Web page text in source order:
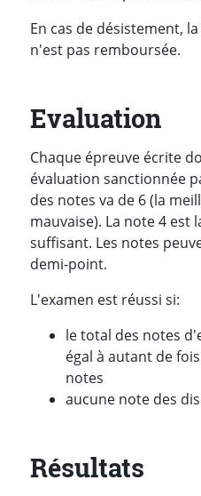
En cas de désistement,
n'est pas remboursée.
Evaluation
Chaque épreuve écrite
évaluation sanctionnée
des notes va de 6 (la
mauvaise). La note 4 est
suffisant. Les notes
demi-point.
L'examen est réussi si:
le total des notes
égal à autant de
notes
aucune note des
Résultats